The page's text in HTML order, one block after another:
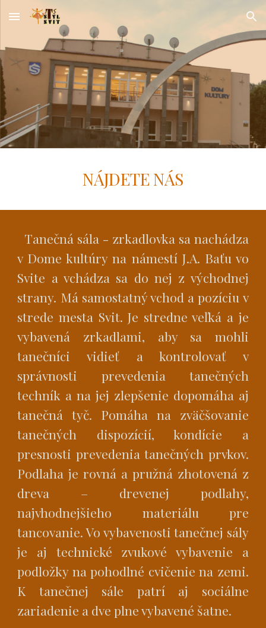
Skip to main content Skip to navigation
NÁJDETE NÁS
Tanečná sála - zrkadlovka sa nachádza
v Dome kultúry na námestí J.A. Baťu vo
Svite a vchádza sa do nej z východnej
strany. Má samostatný vchod a pozíciu v
strede mesta Svit. Je stredne veľká a je
vybavená zrkadlami, aby sa mohli
tanečníci vidieť a kontrolovať v
správnosti prevedenia tanečných
techník a na jej zlepšenie dopomáha aj
tanečná tyč. Pomáha na zväčšovanie
tanečných dispozícií, kondície a
presnosti prevedenia tanečných prvkov.
Podlaha je rovná a pružná zhotovená z
dreva – drevenej podlahy,
najvhodnejšieho materiálu pre
tancovanie. Vo vybavenosti tanečnej sály
je aj technické zvukové vybavenie a
podložky na pohodlné cvičenie na zemi.
K tanečnej sále patrí aj sociálne
zariadenie a dve plne vybavené šatne.